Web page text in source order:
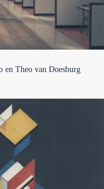
en Theo van Doesburg